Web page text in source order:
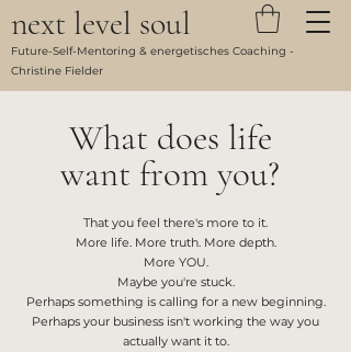
next level soul
Future-Self-Mentoring & energetisches Coaching -
Christine Fielder
What does life
want from you?
That you feel there's more to it.
More life. More truth. More depth.
More YOU.
Maybe you're stuck.
Perhaps something is calling for a new beginning.
Perhaps your business isn't working the way you
actually want it to.